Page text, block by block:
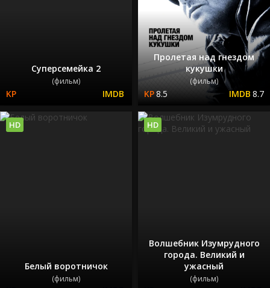
Суперсемейка 2
(фильм)
Пролетая над гнездом
кукушки
(фильм)
8.5 8.7
Белый воротничок
(фильм)
HD
Волшебник Изумрудного
города. Великий и
ужасный
(фильм)
HD